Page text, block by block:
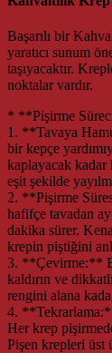
Başarılı bir
yaratıcı sunum
taşıyacaktır.
noktalar vardır.
* **Pişirme
1. **Tavaya
bir kepçe
kaplayacak kadar
eşit şekilde
2. **Pişirme
hafifçe tavadan
dakika sürer.
krepin piştiğini
3. **Çevirme:**
kaldırın ve
rengini alana
4.
Her krep
Pişen krepleri üst